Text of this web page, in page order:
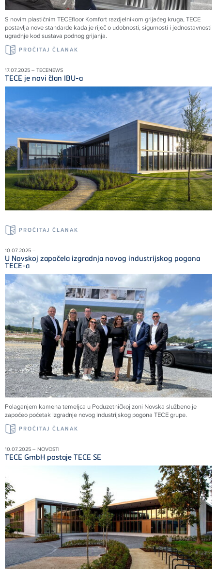
S novim plastičnim TECEfloor Komfort razdjelnikom grijaćeg kruga, TECE
postavlja nove standarde kada je riječ o udobnosti, sigurnosti i jednostavnosti
ugradnje kod sustava podnog grijanja.
PROČITAJ ČLANAK
17.07.2025 – TECENEWS
TECE je novi član IBU-a
PROČITAJ ČLANAK
10.07.2025 –
U Novskoj započela izgradnja novog industrijskog pogona
TECE-a
Polaganjem kamena temeljca u Poduzetničkoj zoni Novska službeno je
započeo početak izgradnje novog industrijskog pogona TECE grupe.
PROČITAJ ČLANAK
10.07.2025 – NOVOSTI
TECE GmbH postaje TECE SE